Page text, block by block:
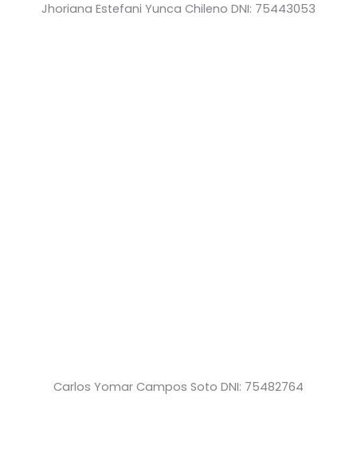
Jhoriana Estefani Yunca Chileno DNI: 75443053
Carlos Yomar Campos Soto DNI: 75482764